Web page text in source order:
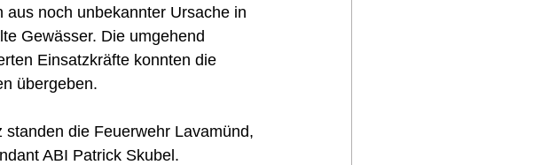
aus noch unbekannter Ursache in
Gewässer. Die umgehend
Einsatzkräfte konnten die
übergeben.
die Feuerwehr Lavamünd,
ABI Patrick Skubel.